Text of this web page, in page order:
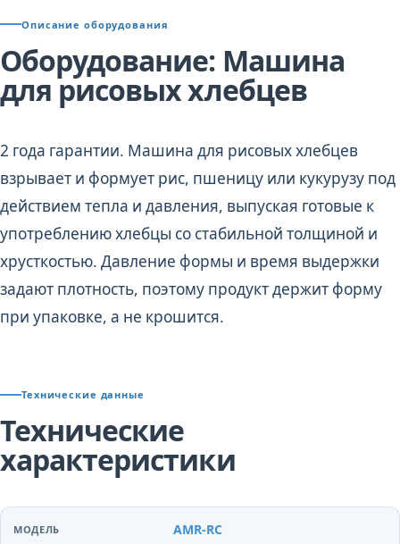
Описание оборудования
Оборудование: Машина
для рисовых хлебцев
2 года гарантии. Машина для рисовых хлебцев
взрывает и формует рис, пшеницу или кукурузу под
действием тепла и давления, выпуская готовые к
употреблению хлебцы со стабильной толщиной и
хрусткостью. Давление формы и время выдержки
задают плотность, поэтому продукт держит форму
при упаковке, а не крошится.
Технические данные
Технические
характеристики
AMR-RC